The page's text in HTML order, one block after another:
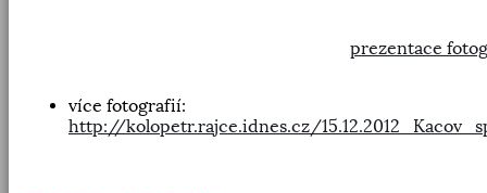
prezentace
více fotografií:
http://kolopetr.rajce.idnes.cz/